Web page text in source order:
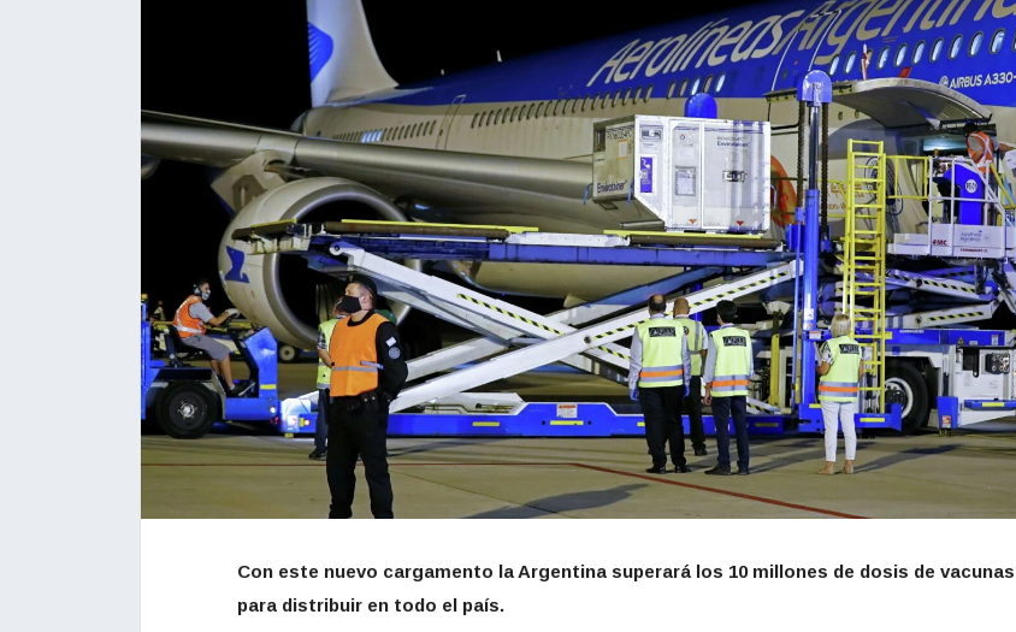
Con este nuevo cargamento la Argentina superará los 10 millones de dosis de vacunas
para distribuir en todo el país.